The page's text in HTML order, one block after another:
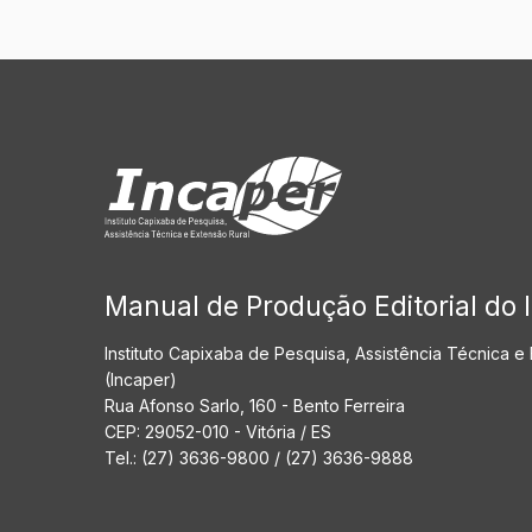
Manual de Produção Editorial do
Instituto Capixaba de Pesquisa, Assistência Técnica e
(Incaper)
Rua Afonso Sarlo, 160 - Bento Ferreira
CEP: 29052-010 - Vitória / ES
Tel.: (27) 3636-9800 / (27) 3636-9888